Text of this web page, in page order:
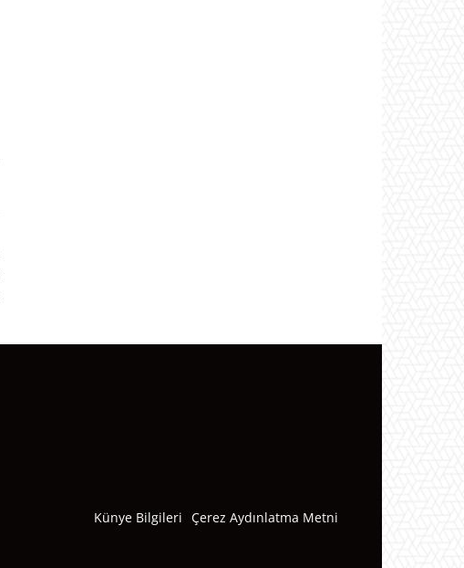
Künye Bilgileri Çerez Aydınlatma Metni